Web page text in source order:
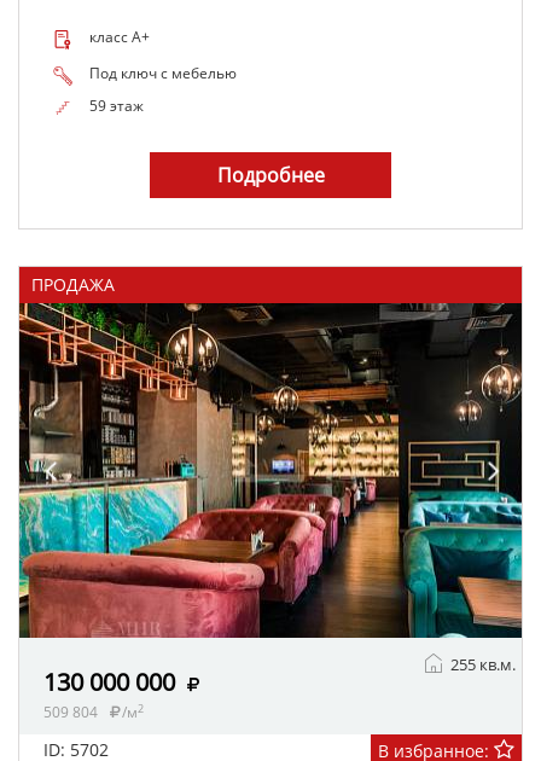
класс A+
Под ключ с мебелью
59 этаж
Подробнее
ПРОДАЖА
130 000 000
509 804 /м2
255 кв.м.
ID: 5702 В избранное: